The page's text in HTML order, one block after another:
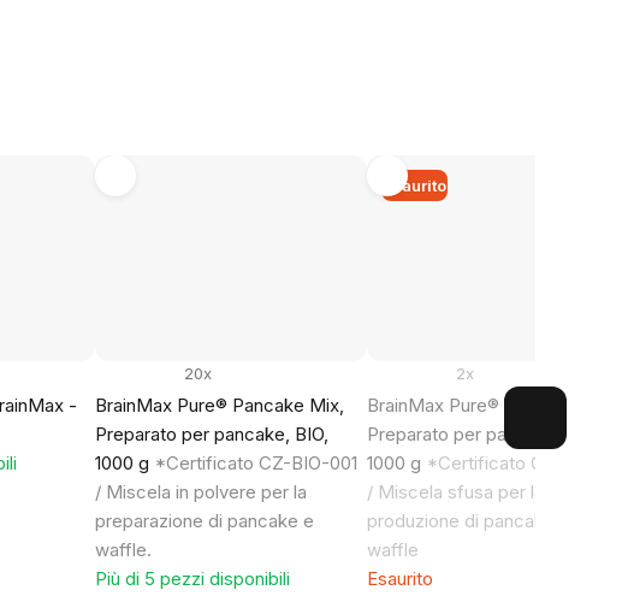
-
BrainMax Pure® Pancake Mix,
Preparato per pancake, BIO,
1000 g *Certificato CZ-BIO-001
/ Miscela in polvere per la
preparazione di pancake e
waffle.
20x
Più di 5 pezzi disponibili
Esaurito
BrainMax Pure® Crepes Mix,
Preparato per pancake, BIO,
1000 g *Certificato CZ-BIO-
/ Miscela sfusa per la
produzione di pancake,
waffle
2x
Esaurito